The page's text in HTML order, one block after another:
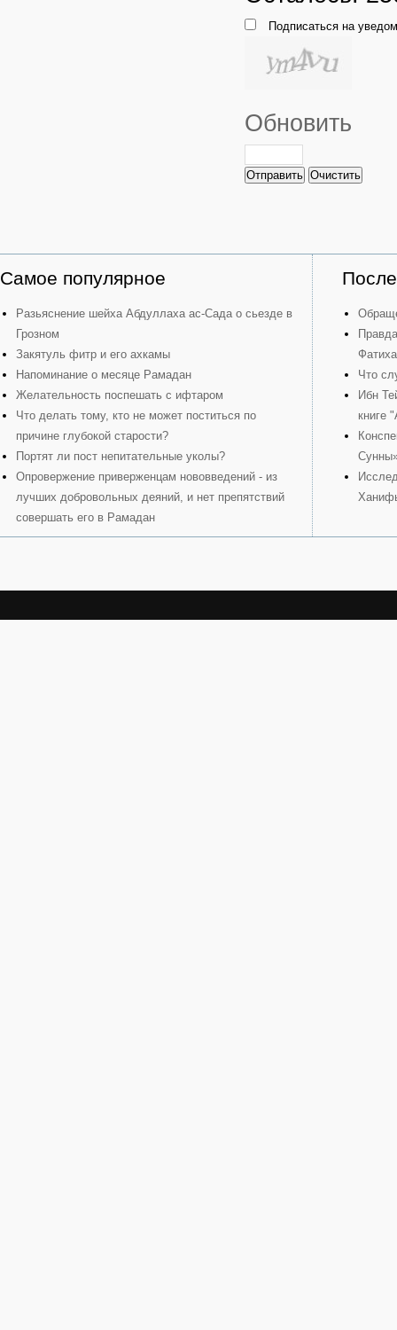
Подписаться на
Обновить
Отправить Очистить
Самое популярное
Разьяснение шейха Абдуллаха ас-Сада о сьезде в
Грозном
Закятуль фитр и его ахкамы
Напоминание о месяце Рамадан
Желательность поспешать с ифтаром
Что делать тому, кто не может поститься по
причине глубокой старости?
Портят ли пост непитательные уколы?
Опровержение приверженцам нововведений - из
лучших добровольных деяний, и нет препятствий
совершать его в Рамадан
Что
Ибн
книге